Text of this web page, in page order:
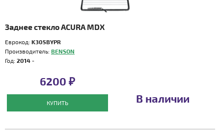
Заднее стекло ACURA MDX
Еврокод: K305BYPR
Производитель: BENSON
Год: 2014 -
6200 ₽
КУПИТЬ В наличии